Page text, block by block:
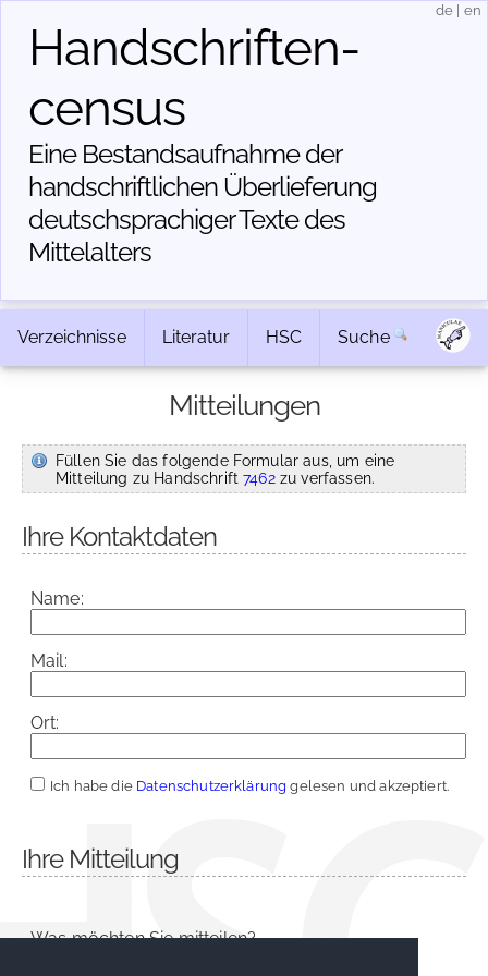
Handschriften­
census
Eine Bestandsaufnahme der
handschriftlichen Über­lieferung
deutschsprachiger Texte des
Mittelalters
de en
Verzeichnisse Literatur HSC Suche
Mitteilungen
Füllen Sie das folgende Formular aus, um eine
Mitteilung zu Handschrift7462zu verfassen.
Ihre Kontaktdaten
Name:
Mail:
Ort:
Ich habe die Datenschutzerklärung gelesen und akzeptiert.
Ihre Mitteilung
Was möchten Sie mitteilen?